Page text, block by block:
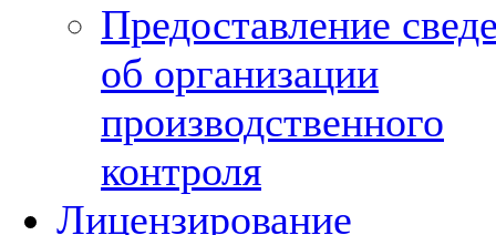
Предоставление
об организации
производственного
контроля
Лицензирование